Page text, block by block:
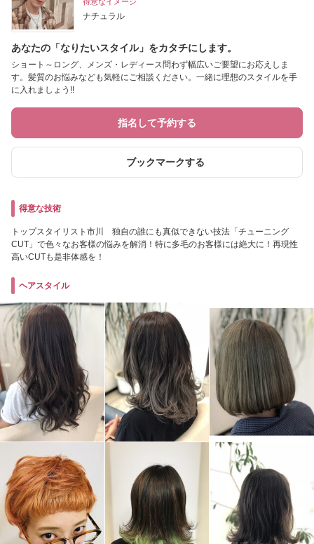
ナチュラル
あなたの「なりたいスタイル」をカタチにします。
ショート～ロング、メンズ・レディース問わず幅広いご要望にお応えしま
す。髪質のお悩みなども気軽にご相談ください。一緒に理想のスタイルを手
に入れましょう!!
指名して予約する
ブックマークする
得意な技術
トップスタイリスト市川 独自の誰にも真似できない技法「チューニング
CUT」で色々なお客様の悩みを解消！特に多毛のお客様には絶大に！再現性
高いCUTも是非体感を！
ヘアスタイル